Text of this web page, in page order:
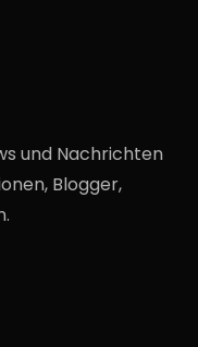
und Nachrichten
Blogger,